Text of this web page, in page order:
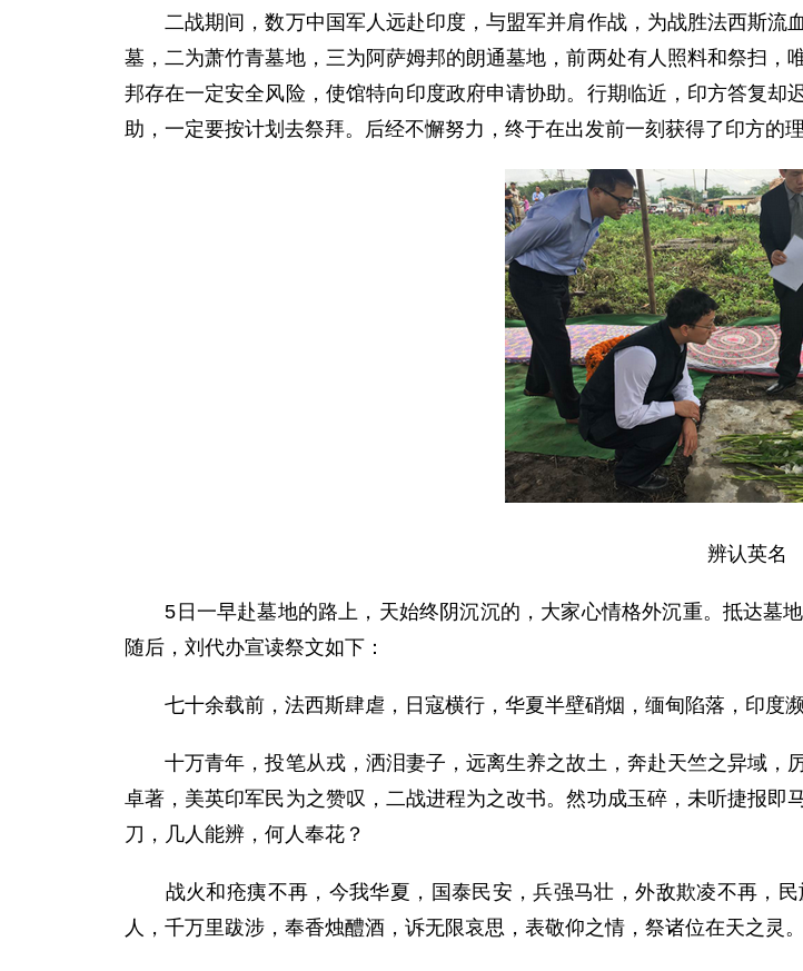
二战期间，数万中国军人远赴印度，与盟军并肩作战，为战胜法西斯流
墓，二为萧竹青墓地，三为阿萨姆邦的朗通墓地，前两处有人照料和祭扫
邦存在一定安全风险，使馆特向印度政府申请协助。行期临近，印方答复
助，一定要按计划去祭拜。后经不懈努力，终于在出发前一刻获得了印方的理
辨认英名
5日一早赴墓地的路上，天始终阴沉沉的，大家心情格外沉重。抵达墓地
随后，刘代办宣读祭文如下：
七十余载前，法西斯肆虐，日寇横行，华夏半壁硝烟，缅甸陷落，印度濒
十万青年，投笔从戎，洒泪妻子，远离生养之故土，奔赴天竺之异域，
卓著，美英印军民为之赞叹，二战进程为之改书。然功成玉碎，未听捷报
刀，几人能辨，何人奉花？
战火和疮痍不再，今我华夏，国泰民安，兵强马壮，外敌欺凌不再，民
人，千万里跋涉，奉香烛醴酒，诉无限哀思，表敬仰之情，祭诸位在天之灵。